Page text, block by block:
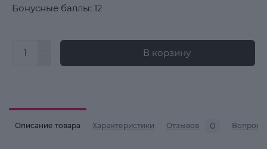
Бонусные баллы: 12
В корзину
Описание товара Характеристики Отзывов 0 Вопросы